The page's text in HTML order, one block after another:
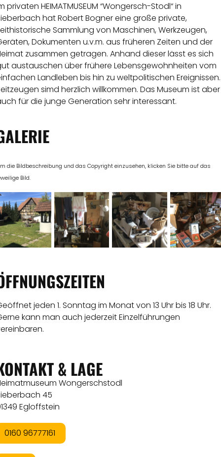
privaten HEIMATMUSEUM “Wongersch-Stodl“ in
hat Robert Bogner eine große private,
Sammlung von Maschinen, Werkzeugen,
Dokumenten u.v.m. aus früheren Zeiten und der
zusammen getragen. Anhand dieser lässt es sich
austauschen über frühere Lebensgewohnheiten vom
Landleben bis hin zu weltpolitischen Ereignissen.
simd herzlich willkommen. Das Museum ist aber
für die junge Generation sehr interessant.
die Bildbeschreibung und das Copyright einzusehen, klicken Sie bitte auf das
Bild.
jeden 1. Sonntag im Monat von 13 Uhr bis 18 Uhr.
kann man auch jederzeit Einzelführungen
& LAGE
Wongerschstodl
45
Egloffstein
0160 96777161